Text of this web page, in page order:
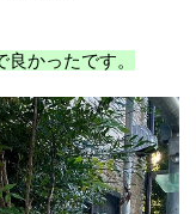
かったです。